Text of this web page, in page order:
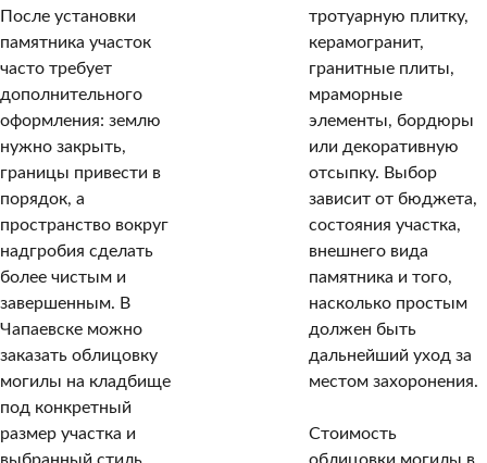
После установки
памятника участок
часто требует
дополнительного
оформления: землю
нужно закрыть,
границы привести в
порядок, а
пространство вокруг
надгробия сделать
более чистым и
завершенным. В
Чапаевске можно
заказать облицовку
могилы на кладбище
под конкретный
размер участка и
тротуарную плитку,
керамогранит,
гранитные плиты,
мраморные
элементы, бордюры
или декоративную
отсыпку. Выбор
зависит от бюджета,
состояния участка,
внешнего вида
памятника и того,
насколько простым
должен быть
дальнейший уход за
местом захоронения.
Стоимость